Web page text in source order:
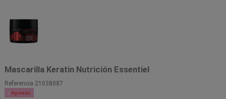
Mascarilla Keratin Nutrición Essentiel
Referencia 21038087
 Agotado